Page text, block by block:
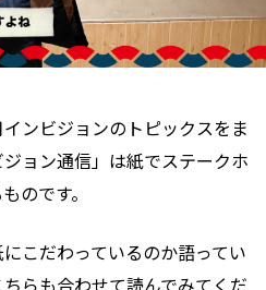
ンビジョンのトピックスをま
ョン通信」は紙でステークホ
のです。
こだわっているのか語ってい
らも合わせて読んでみてくだ